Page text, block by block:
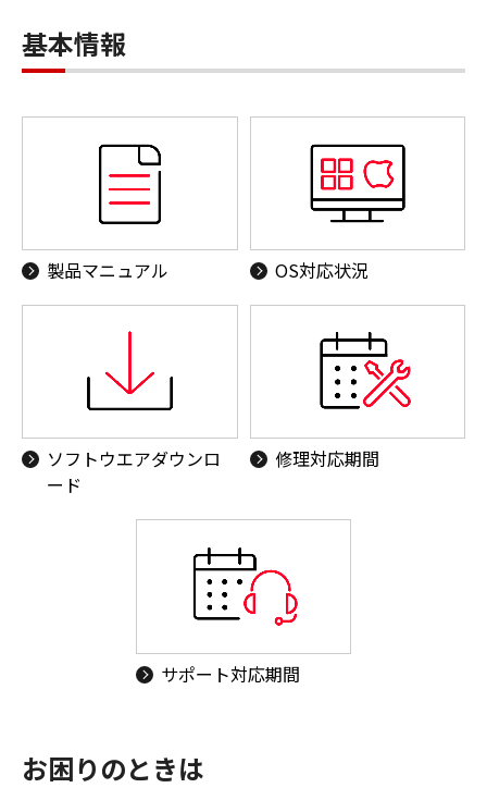
基本情報
製品マニュアル OS対応状況
ソフトウエアダウンロ
ード
修理対応期間
サポート対応期間
お困りのときは